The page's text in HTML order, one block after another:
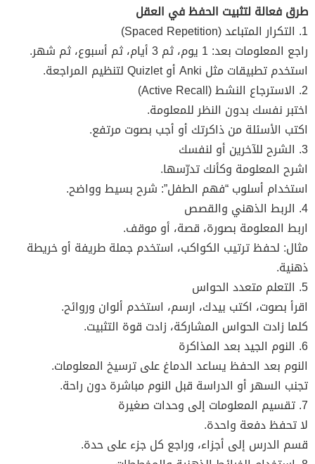
طرق فعالة لتثبيت الحفظ في العقل
1. التكرار المتباعد (Spaced Repetition)
راجع المعلومات بعد: 1 يوم، ثم 3 أيام، ثم أسبوع، ثم شهر.
استخدم تطبيقات مثل Anki أو Quizlet لتنظيم المراجعة.
2. الاسترجاع النشط (Active Recall)
اختبر نفسك بدون النظر للمعلومة.
اكتب الأسئلة من ذاكرتك أو أجب بصوت مرتفع.
3. الشرح للآخرين أو لنفسك
اشرح المعلومة وكأنك تدرّسها.
استخدام أسلوب “فهم الطفل”: شرح بسيط وواضح.
4. الربط الذهني والقصص
اربط المعلومة بصورة، قصة، أو موقف.
مثال: لحفظ ترتيب الكواكب، استخدم جملة طريفة أو خريطة
ذهنية.
5. التعلم متعدد الحواس
اقرأ بصوت، اكتب بيدك، ارسم، استخدم ألوان وروائح.
كلما زادت الحواس المشاركة، زادت قوة التثبيت.
6. النوم الجيد بعد المذاكرة
النوم بعد الحفظ يساعد الدماغ على ترسيخ المعلومات.
تجنب السهر أو الدراسة قبل النوم مباشرة دون راحة.
7. تقسيم المعلومات إلى وحدات صغيرة
لا تحفظ دفعة واحدة.
قسم الدرس إلى أجزاء، وراجع كل جزء على حدة.